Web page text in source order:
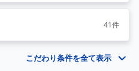
41件
こだわり条件を全て表示